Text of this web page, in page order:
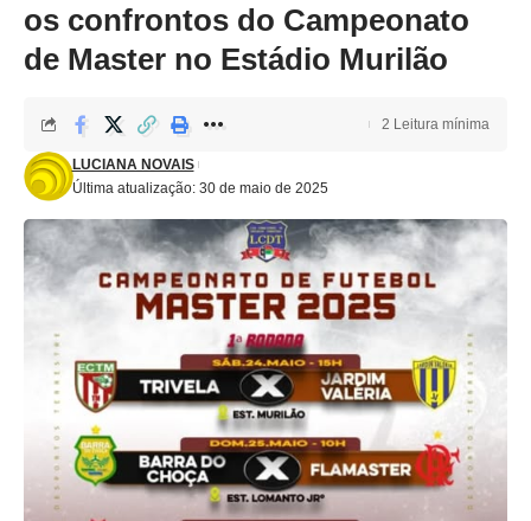
os confrontos do Campeonato
de Master no Estádio Murilão
Última atualização: 30 de maio de 2025
LUCIANA NOVAIS
2 Leitura mínima